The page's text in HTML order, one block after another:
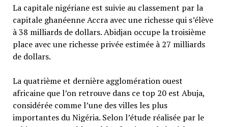
La capitale nigériane est suivie au classement par la
capitale ghanéenne Accra avec une richesse qui s’élève
à 38 milliards de dollars. Abidjan occupe la troisième
place avec une richesse privée estimée à 27 milliards
de dollars.
La quatrième et dernière agglomération ouest
africaine que l’on retrouve dans ce top 20 est Abuja,
considérée comme l’une des villes les plus
importantes du Nigéria. Selon l’étude réalisée par le